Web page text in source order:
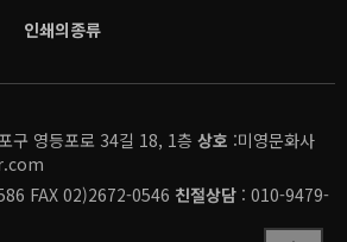
인쇄의종류
구 영등포로 34길 18, 1층 상호 :미영문화사
FAX 02)2672-0546 친절상담 : 010-9479-